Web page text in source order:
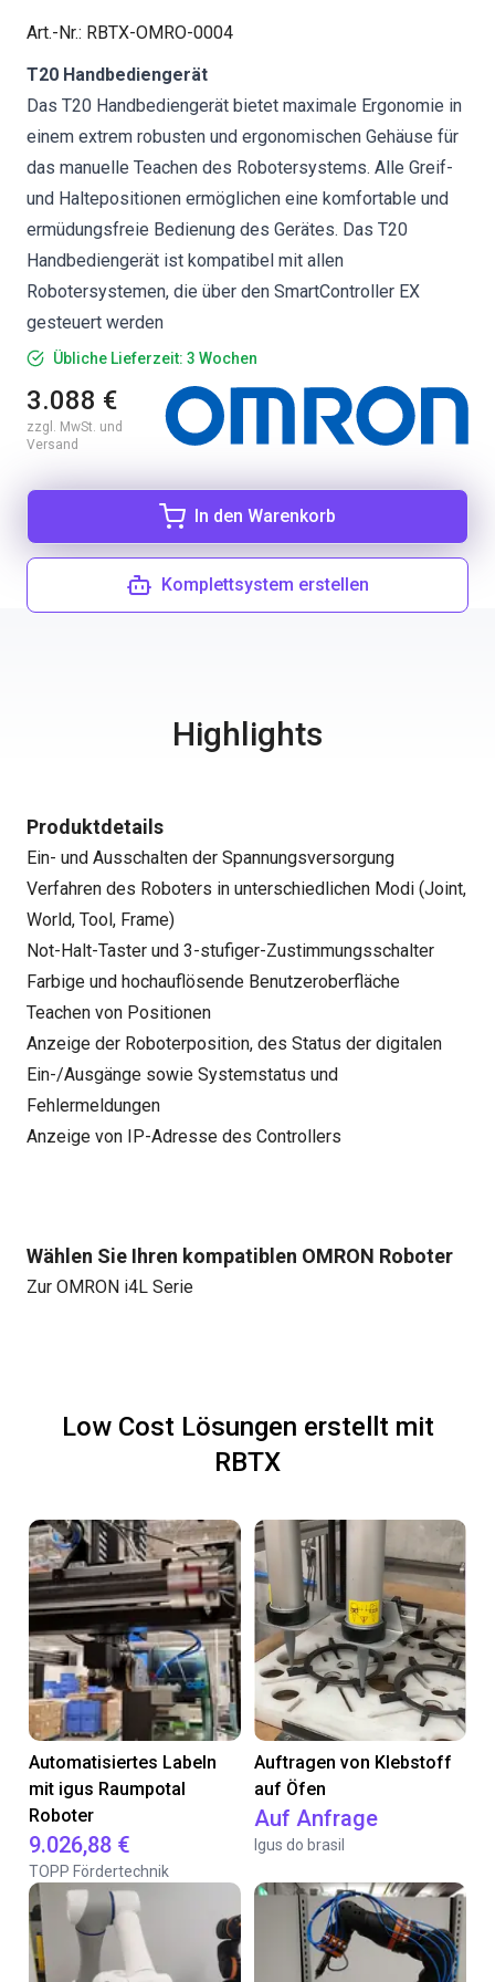
Art.-Nr.: RBTX-OMRO-0004
T20 Handbediengerät
Das T20 Handbediengerät bietet maximale Ergonomie in
einem extrem robusten und ergonomischen Gehäuse für
das manuelle Teachen des Robotersystems. Alle Greif-
und Haltepositionen ermöglichen eine komfortable und
ermüdungsfreie Bedienung des Gerätes. Das T20
Handbediengerät ist kompatibel mit allen
Robotersystemen, die über den SmartController EX
gesteuert werden
Übliche Lieferzeit: 3 Wochen
3.088 €
zzgl. MwSt. und
Versand
In den Warenkorb
Komplettsystem erstellen
Highlights
Produktdetails
Ein- und Ausschalten der Spannungsversorgung
Verfahren des Roboters in unterschiedlichen Modi (Joint,
World, Tool, Frame)
Not-Halt-Taster und 3-stufiger-Zustimmungsschalter
Farbige und hochauflösende Benutzeroberfläche
Teachen von Positionen
Anzeige der Roboterposition, des Status der digitalen
Ein-/Ausgänge sowie Systemstatus und
Fehlermeldungen
Anzeige von IP-Adresse des Controllers
Wählen Sie Ihren kompatiblen OMRON Roboter
Zur OMRON i4L Serie
Low Cost Lösungen erstellt mit
RBTX
Automatisiertes Labeln
mit igus Raumpotal
Roboter
9.026,88 €
TOPP Fördertechnik
Auftragen von Klebstoff
auf Öfen
Auf Anfrage
Igus do brasil